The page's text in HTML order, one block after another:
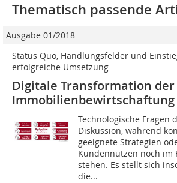
Thematisch passende
Ausgabe 01/2018
Status Quo, Handlungsfelder und
erfolgreiche Umsetzung
Digitale Transformation der
Immobilienbewirtschaftung
Technologische Fragen
Diskussion, während
geeignete Strategien
Kundennutzen noch im
stehen. Es stellt sich
die...